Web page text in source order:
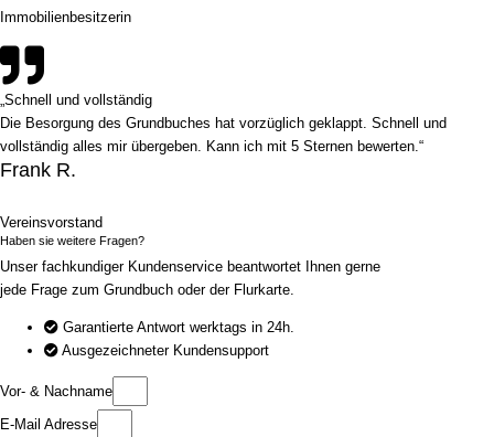
Immobilienbesitzerin
„Schnell und vollständig
Die Besorgung des Grundbuches hat vorzüglich geklappt. Schnell und
vollständig alles mir übergeben. Kann ich mit 5 Sternen bewerten.“
Frank R.
Vereinsvorstand
Haben sie weitere Fragen?
Unser fachkundiger Kundenservice beantwortet Ihnen gerne
jede Frage zum Grundbuch oder der Flurkarte.
Garantierte Antwort werktags in 24h.
Ausgezeichneter Kundensupport
Vor- & Nachname
E-Mail Adresse